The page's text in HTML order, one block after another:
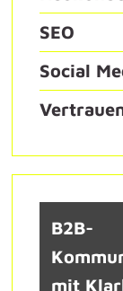
SEO
Social
B2B-
mit